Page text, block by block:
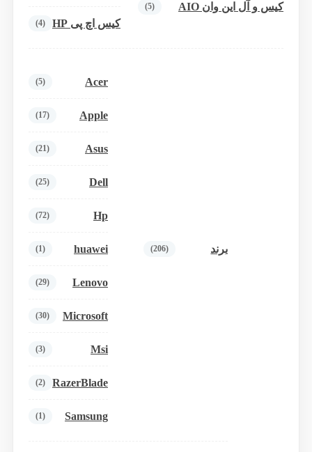
کیس و آل این وان AIO (5)
کیس اچ پی HP (4)
برند (206)
Acer
(5)
Apple
(17)
Asus
(21)
Dell
(25)
Hp
(72)
huawei
(1)
Lenovo
(29)
Microsoft
(30)
Msi
(3)
RazerBlade
(2)
Samsung
(1)